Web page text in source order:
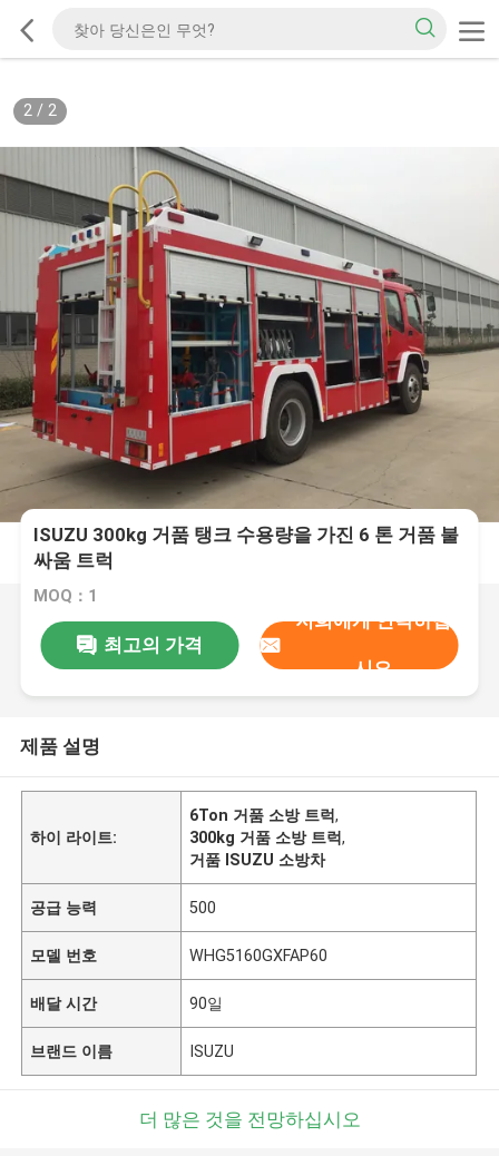
2/ 2
ISUZU 300kg 거품 탱크 수용량을 가진 6 톤 거품 불
싸움 트럭
MOQ：1
최고의 가격
저희에게 연락하십
시오
제품 설명
하이 라이트:
6Ton 거품 소방 트럭,
300kg 거품 소방 트럭,
거품 ISUZU 소방차
공급 능력 500
모델 번호 WHG5160GXFAP60
배달 시간 90일
브랜드 이름 ISUZU
더 많은 것을 전망하십시오